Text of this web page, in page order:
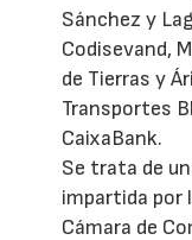
Sánchez y
Codisevand,
de Tierras y
Transportes
CaixaBank.
Se trata de
impartida por
Cámara de